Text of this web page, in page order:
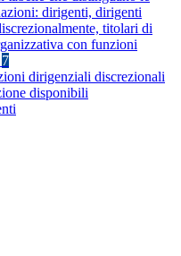
dirigenti, dirigenti
titolari di
con funzioni
7
dirigenziali discrezionali
disponibili